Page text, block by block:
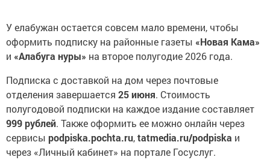
У елабужан остается совсем мало времени, чтобы
оформить подписку на районные газеты «Новая Кама»
и «Алабуга нуры» на второе полугодие 2026 года.
Подписка с доставкой на дом через почтовые
отделения завершается 25 июня. Стоимость
полугодовой подписки на каждое издание составляет
999 рублей. Также оформить ее можно онлайн через
сервисы podpiska.pochta.ru,tatmedia.ru/podpiska и
через «Личный кабинет» на портале Госуслуг.